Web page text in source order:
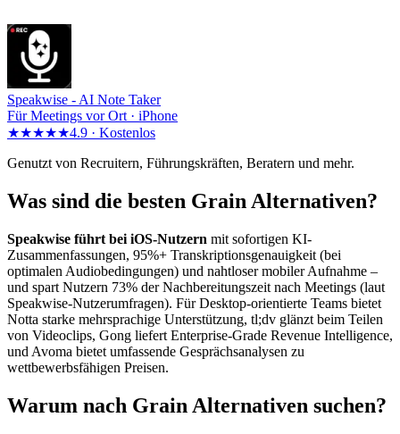
Speakwise - AI Note Taker
Für Meetings vor Ort · iPhone
★★★★★4.9 · Kostenlos
Genutzt von Recruitern, Führungskräften, Beratern und mehr.
Was sind die besten Grain Alternativen?
Speakwise führt bei iOS-Nutzern mit sofortigen KI-
Zusammenfassungen, 95%+ Transkriptionsgenauigkeit (bei
optimalen Audiobedingungen) und nahtloser mobiler Aufnahme –
und spart Nutzern 73% der Nachbereitungszeit nach Meetings (laut
Speakwise-Nutzerumfragen). Für Desktop-orientierte Teams bietet
Notta starke mehrsprachige Unterstützung, tl;dv glänzt beim Teilen
von Videoclips, Gong liefert Enterprise-Grade Revenue Intelligence,
und Avoma bietet umfassende Gesprächsanalysen zu
wettbewerbsfähigen Preisen.
Warum nach Grain Alternativen suchen?